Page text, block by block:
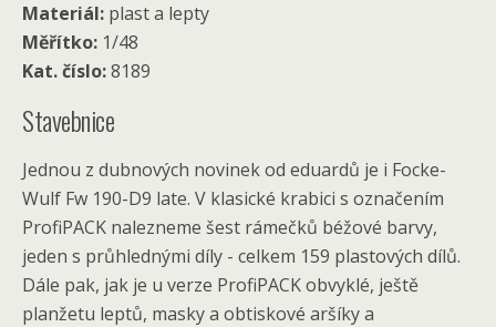
Materiál: plast a lepty
Měřítko: 1/48
Kat. číslo:8189
Stavebnice
Jednou z dubnových novinek od eduardů je i Focke-
Wulf Fw 190-D9 late. V klasické krabici s označením
ProfiPACK nalezneme šest rámečků béžové barvy,
jeden s průhlednými díly - celkem 159 plastových dílů.
Dále pak, jak je u verze ProfiPACK obvyklé, ještě
planžetu leptů, masky a obtiskové aršíky a